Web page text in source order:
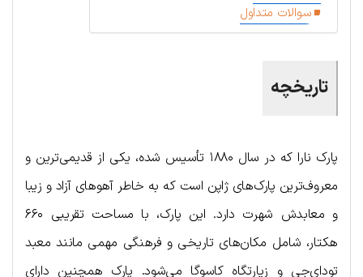
سوالات متداول
تاریخچه
پارک نارا که در سال ۱۸۸۰ تأسیس شده، یکی از قدیمی‌ترین و
معروف‌ترین پارک‌های ژاپن است که به خاطر آهوهای آزاد و زیبا
و معابدش شهرت دارد. این پارک، با مساحت تقریبی ۶۶۰
هکتار، شامل مکان‌های تاریخی و فرهنگی مهمی مانند معبد
تودای‌جی و زیارتگاه کاسوگا می‌شود. پارک همچنین دارای